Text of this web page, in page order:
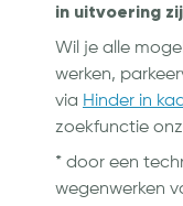
in uitvoering
Wil je alle
werken,
via Hinder in
zoekfunctie
* door een
wegenwerken